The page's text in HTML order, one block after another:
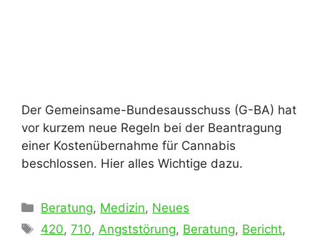
Der Gemeinsame-Bundesausschuss (G-BA) hat
vor kurzem neue Regeln bei der Beantragung
einer Kostenübernahme für Cannabis
beschlossen. Hier alles Wichtige dazu.
Kategorien
Beratung, Medizin, Neues
Schlagwörter
420,710, Angststörung, Beratung, Bericht,